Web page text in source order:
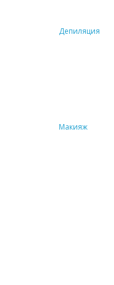
Депиляция
Макияж